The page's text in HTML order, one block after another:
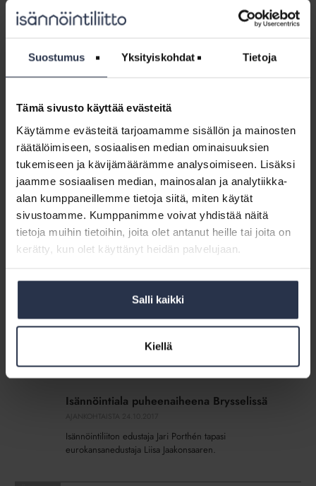
Suostumus Yksityiskohdat Tietoja
Tämä sivusto käyttää evästeitä
Käytämme evästeitä tarjoamamme sisällön ja mainosten
räätälöimiseen, sosiaalisen median ominaisuuksien
tukemiseen ja kävijämäärämme analysoimiseen. Lisäksi
jaamme sosiaalisen median, mainosalan ja analytiikka-
alan kumppaneillemme tietoja siitä, miten käytät
sivustoamme. Kumppanimme voivat yhdistää näitä
tietoja muihin tietoihin, joita olet antanut heille tai joita on
kerätty, kun olet käyttänyt heidän palvelujaan.
Salli kaikki
Kiellä
henkilötietojen
LAUSUNNOT 3.1.2018
Lausunto luonnoksesta hallituksen esitykseksi laiksi
määräysluonnoksesta
sisäverkoista
ja
teleurakoinnista
Lausunto määräysluonnoksesta kiinteistön
sisäverkoista ja teleurakoinnista
3.1.2018
Lausunto määräysluonnoksesta kiinteistön sisäverkoista ja
teleurakoinnista (65 C/2017 M) ja sen perustelut ja
soveltaminen (MPS 65) -muistiosta (dnro
1466/959/2017)
Jäsenten
vaikuttamiskanavat
SIVU
Jäsenten kuunteleminen on tärkeä osa Isännöintiliiton
vaikuttaa päätöksiin ovat esimerkiksi Vaikuttaja-areena,
Isännöintiala
Isännöintiala puheenaiheena Brysselissä
Isännöintiliiton edustaja Jari Porthén tapasi
eurokansanedustaja Liisa Jaakonsaaren.